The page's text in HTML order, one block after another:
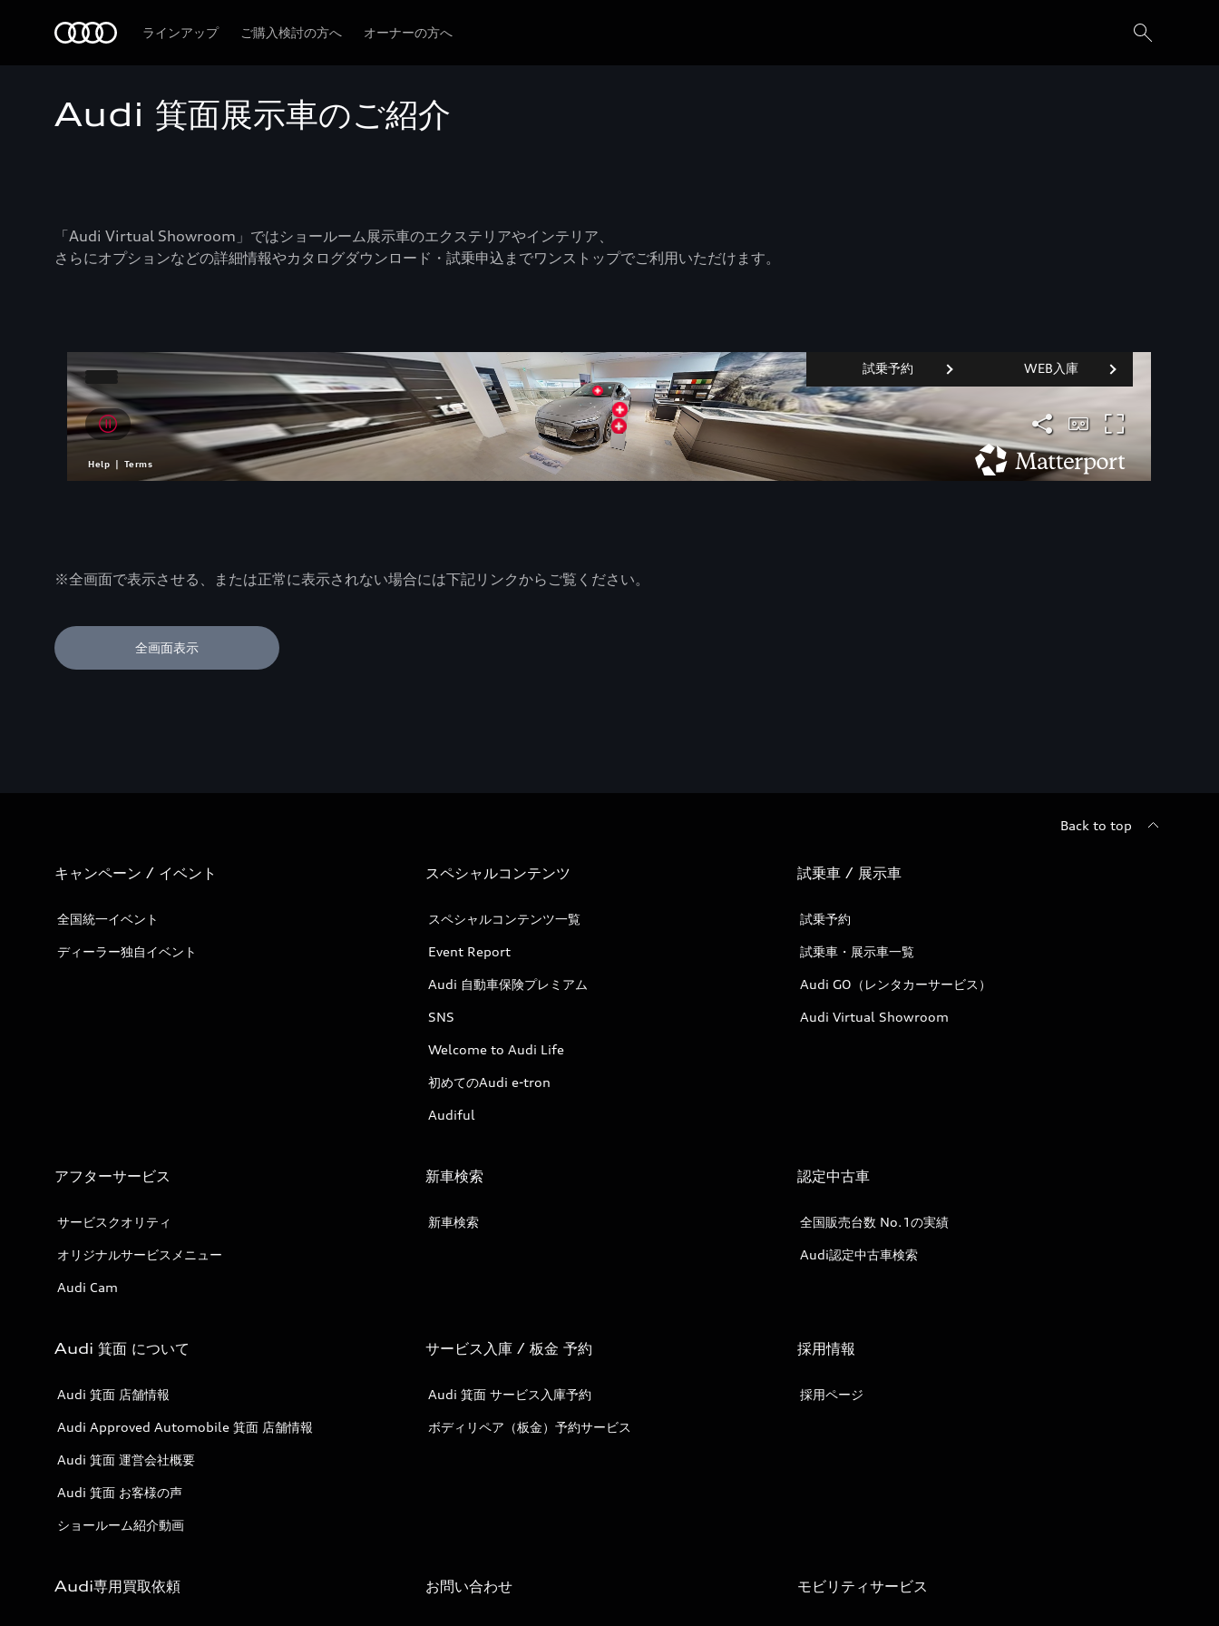
ラインアップ ご購入検討の方へ オーナーの方へ
Audi 箕面展示車のご紹介
「Audi Virtual Showroom」ではショールーム展示車のエクステリアやインテリア、
さらにオプションなどの詳細情報やカタログダウンロード・試乗申込までワンストップでご利用いただけます。
※全画面で表示させる、または正常に表示されない場合には下記リンクからご覧ください。
全画面表示
Back to top
キャンペーン / イベント
全国統一イベント
ディーラー独自イベント
スペシャルコンテンツ
スペシャルコンテンツ一覧
Event Report
Audi 自動車保険プレミアム
SNS
Welcome to Audi Life
初めてのAudi e-tron
Audiful
試乗車 / 展示車
試乗予約
試乗車・展示車一覧
Audi GO（レンタカーサービス）
Audi Virtual Showroom
アフターサービス
サービスクオリティ
オリジナルサービスメニュー
Audi Cam
新車検索
新車検索
認定中古車
全国販売台数 No.1の実績
Audi認定中古車検索
Audi 箕面 について
Audi 箕面 店舗情報
Audi Approved Automobile 箕面 店舗情報
Audi 箕面 運営会社概要
Audi 箕面 お客様の声
ショールーム紹介動画
サービス入庫 / 板金 予約
Audi 箕面 サービス入庫予約
ボディリペア（板金）予約サービス
採用情報
採用ページ
Audi専用買取依頼 お問い合わせ モビリティサービス